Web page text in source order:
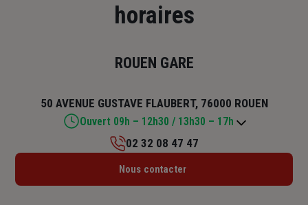
horaires
ROUEN GARE
50 AVENUE GUSTAVE FLAUBERT, 76000 ROUEN
Ouvert 09h – 12h30 / 13h30 – 17h
Lundi : 09h – 12h30 / 13h30 – 17h
02 32 08 47 47
Nous contacter